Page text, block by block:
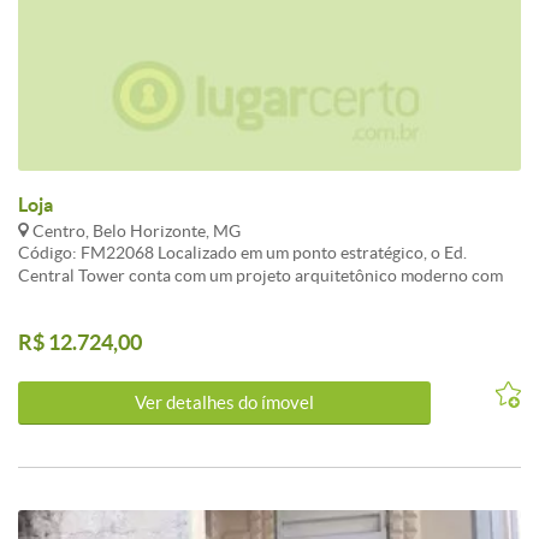
Loja
Centro, Belo Horizonte, MG
Código: FM22068 Localizado em um ponto estratégico, o Ed.
Central Tower conta com um projeto arquitetônico moderno com
CARACTERISTICAS:3 Elevador social
R$ 12.724,00
Ver detalhes do ímovel